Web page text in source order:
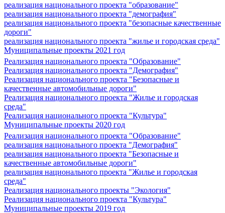
реализация национального проекта "образование"
реализация национального проекта "демография"
реализация национального проекта "безопасные качественные
дороги"
реализация национального проекта "жилье и городская среда"
Муниципальные проекты 2021 год
Реализация национального проекта "Образование"
Реализация национального проекта "Демография"
Реализация национального проекта "Безопасные и
качественные автомобильные дороги"
Реализация национального проекта "Жилье и городская
среда"
Реализация национального проекта "Культура"
Муниципальные проекты 2020 год
Реализация национального проекта "Образование"
реализация национального проекта "Демография"
реализация национального проекта "Безопасные и
качественные автомобильные дороги"
реализация национального проекта "Жилье и городская
среда"
Реализация национального проекты "Экология"
Реализация национального проекта "Культура"
Муниципальные проекты 2019 год